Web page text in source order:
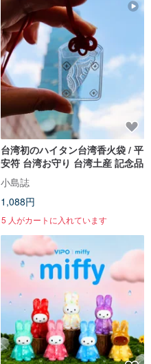
台湾初のハイタン台湾香火袋 / 平
安符 台湾お守り 台湾土産 記念品
小島誌
1,088円
5 人がカートに入れています